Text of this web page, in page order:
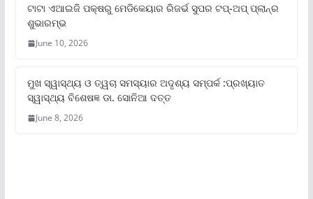
ଟାଟା ଏଆଇଜି ପକ୍ଷରୁ ମେଡିକେୟାର ରିଜର୍ଭ ସୁପର ଟପ୍‌-ଅପ୍ ପ୍ଲାନ୍‌ର
ଶୁଭାରମ୍ଭ
June 10, 2026
ମୁଖ ସ୍ୱାସ୍ଥ୍ୟ ଓ ତ୍ୱଚା ସମସ୍ୟାର ଅଦୃଶ୍ୟ ସମ୍ପର୍କ :ପ୍ରଖ୍ୟାତ
ସ୍ୱାସ୍ଥ୍ୟ ବିଶେଷଜ୍ଞ ଡା. ସୋନିଆ ଦତ୍ତ
June 8, 2026